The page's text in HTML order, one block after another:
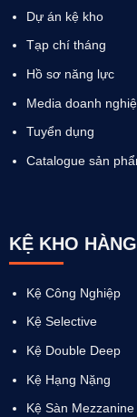
Dự án kệ kho
Tạp chí tháng
Hồ sơ năng lực
Media doanh
Tuyển dụng
Catalogue sản
KỆ KHO HÀNG
Kệ Công Nghiệp
Kệ Selective
Kệ Double Deep
Kệ Hạng Nặng
Kệ Sàn Mezzanine